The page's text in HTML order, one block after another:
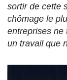
sortir de cette
chômage le
entreprises ne
un travail que